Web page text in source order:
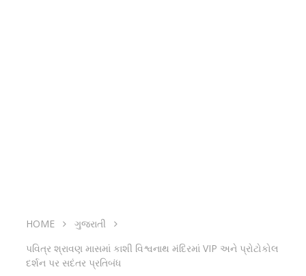
HOME
ગુજરાતી
પવિત્ર શ્રાવણ માસમાં કાશી વિશ્વનાથ મંદિરમાં VIP અને પ્રોટોકોલ
દર્શન પર સદંતર પ્રતિબંધ